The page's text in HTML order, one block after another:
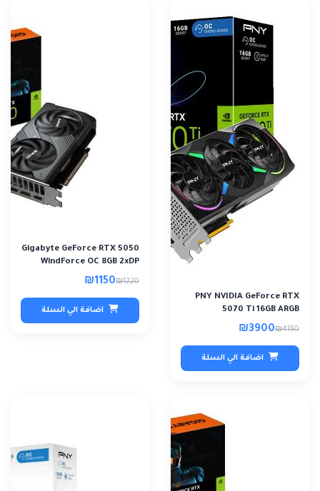
PNY NVIDIA GeForce RTX
5070 Ti 16GB ARGB
₪4150
₪3900
اضافة الي السلة
Gigabyte GeForce RTX 5050
WindForce OC 8GB 2xDP
2xHDMI
₪1220
₪1150
اضافة الي السلة